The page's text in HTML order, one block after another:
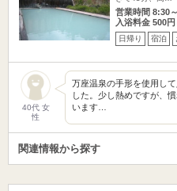
営業時間 8:30
入浴料金 500円
日帰り 宿泊
40代 女
性
万座温泉の手形を使用し
した。少し熱めですが、
います…
関連情報から探す